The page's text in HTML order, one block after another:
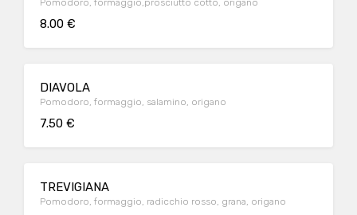
Pomodoro, formaggio,prosciutto cotto, origano
8.00 €
DIAVOLA
Pomodoro, formaggio, salamino, origano
7.50 €
TREVIGIANA
Pomodoro, formaggio, radicchio rosso, grana, origano